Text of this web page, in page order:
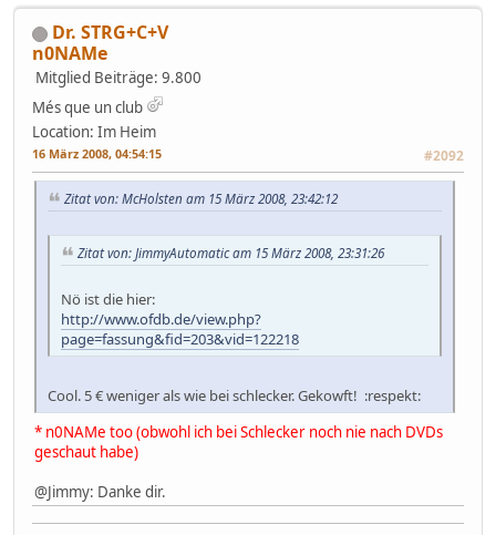
Dr. STRG+C+V
n0NAMe
Mitglied Beiträge: 9.800
Més que un club
Location: Im Heim
16 März 2008, 04:54:15 #2092
Zitat von: McHolsten am 15 März 2008, 23:42:12
Zitat von: JimmyAutomatic am 15 März 2008, 23:31:26
Nö ist die hier:
http://www.ofdb.de/view.php?
page=fassung&fid=203&vid=122218
Cool. 5 € weniger als wie bei schlecker. Gekowft! :respekt:
* n0NAMe too (obwohl ich bei Schlecker noch nie nach DVDs
geschaut habe)
@Jimmy: Danke dir.